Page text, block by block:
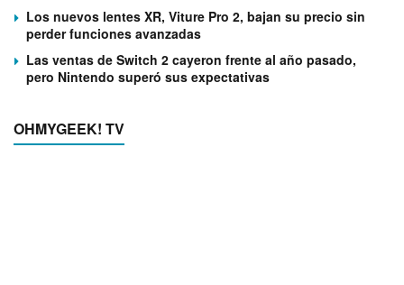
Los nuevos lentes XR, Viture Pro 2, bajan su precio sin
perder funciones avanzadas
Las ventas de Switch 2 cayeron frente al año pasado,
pero Nintendo superó sus expectativas
OHMYGEEK! TV